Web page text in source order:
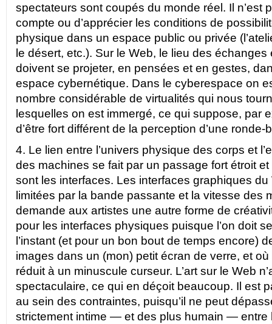
spectateurs sont coupés du monde réel. Il n’est
compte ou d’apprécier les conditions de
physique dans un espace public ou privée
le désert, etc.). Sur le Web, le lieu des échanges
doivent se projeter, en pensées et en gestes,
espace cybernétique. Dans le cyberespace on
nombre considérable de virtualités qui nous
lesquelles on est immergé, ce qui suppose, par
d’être fort différent de la perception d’une ronde-
4. Le lien entre l’univers physique des corps et
des machines se fait par un passage fort étroit
sont les interfaces. Les interfaces graphiques
limitées par la bande passante et la vitesse des
demande aux artistes une autre forme de
pour les interfaces physiques puisque l’on doit
l’instant (et pour un bon bout de temps encore)
images dans un (mon) petit écran de verre, et
réduit à un minuscule curseur. L’art sur le Web
spectaculaire, ce qui en déçoit beaucoup. Il est
au sein des contraintes, puisqu’il ne peut
strictement intime — et des plus humain — entre